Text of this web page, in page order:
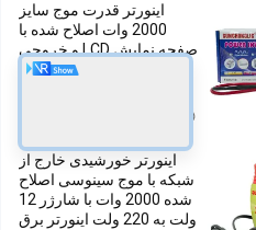
اینورتر قدرت موج سایز
2000 وات اصلاح شده با
صفحه نمایش LCD و خروجی
اینورتر خورشیدی خارج از
شبکه با موج سینوسی اصلاح
شده 2000 وات با شارژر 12
ولت به 220 ولت اینورتر برق